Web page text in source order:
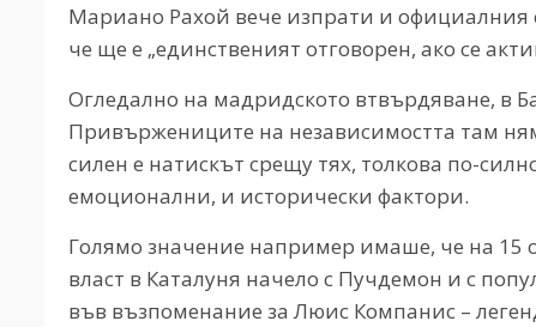
Мариано Рахой вече изпрати и официалния
че ще е „единственият отговорен, ако се
Огледално на мадридското втвърдяване, в
Привържениците на независимостта там
силен е натискът срещу тях, толкова по-
емоционални, и исторически фактори.
Голямо значение например имаше, че на 15
власт в Каталуня начело с Пучдемон и с
във възпоменание за Люис Компанис –